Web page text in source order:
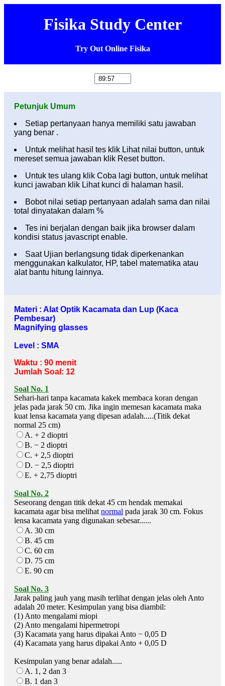
Fisika Study Center
Try Out Online Fisika
Petunjuk Umum
Setiap pertanyaan hanya memiliki satu jawaban
yang benar .
Untuk melihat hasil tes klik Lihat nilai button, untuk
mereset semua jawaban klik Reset button.
Untuk tes ulang klik Coba lagi button, untuk melihat
kunci jawaban klik Lihat kunci di halaman hasil.
Bobot nilai setiap pertanyaan adalah sama dan nilai
total dinyatakan dalam %
Tes ini berjalan dengan baik jika browser dalam
kondisi status javascript enable.
Saat Ujian berlangsung tidak diperkenankan
menggunakan kalkulator, HP, tabel matematika atau
alat bantu hitung lainnya.
Materi : Alat Optik Kacamata dan Lup (Kaca
Pembesar)
Magnifying glasses
Level : SMA
Waktu : 90 menit
Jumlah Soal: 12
Soal No. 1
Sehari-hari tanpa kacamata kakek membaca koran dengan
jelas pada jarak 50 cm. Jika ingin memesan kacamata maka
kuat lensa kacamata yang dipesan adalah.....(Titik dekat
normal 25 cm)
A. + 2 dioptri
B. − 2 dioptri
C. + 2,5 dioptri
D. − 2,5 dioptri
E. + 2,75 dioptri
Soal No. 2
Seseorang dengan titik dekat 45 cm hendak memakai
kacamata agar bisa melihat normal pada jarak 30 cm. Fokus
lensa kacamata yang digunakan sebesar......
A. 30 cm
B. 45 cm
C. 60 cm
D. 75 cm
E. 90 cm
Soal No. 3
Jarak paling jauh yang masih terlihat dengan jelas oleh Anto
adalah 20 meter. Kesimpulan yang bisa diambil:
(1) Anto mengalami miopi
(2) Anto mengalami hipermetropi
(3) Kacamata yang harus dipakai Anto − 0,05 D
(4) Kacamata yang harus dipakai Anto + 0,05 D
Kesimpulan yang benar adalah.....
A. 1, 2 dan 3
B. 1 dan 3